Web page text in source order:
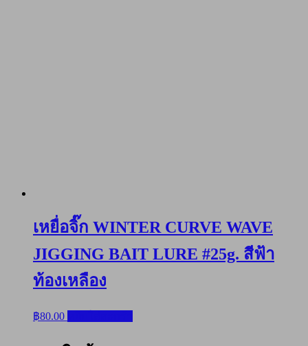
เหยื่อจิ๊ก WINTER CURVE WAVE
JIGGING BAIT LURE #25g. สีฟ้า
ท้องเหลือง
฿80.00